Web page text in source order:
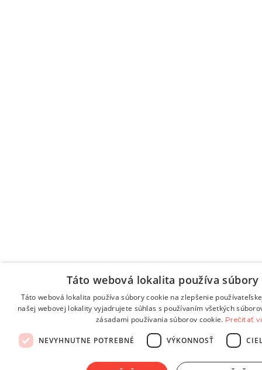
Táto webová lokalita používa súbory
Táto webová lokalita používa súbory cookie na zlepšenie
našej webovej lokality vyjadrujete súhlas s používaním všetkých
zásadami používania súborov cookie. Prečítať
NEVYHNUTNE POTREBNÉ VÝKONNOSŤ